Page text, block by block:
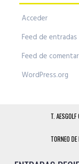
Acceder
Feed de entradas
Feed de
WordPress.org
T.
TORNEO